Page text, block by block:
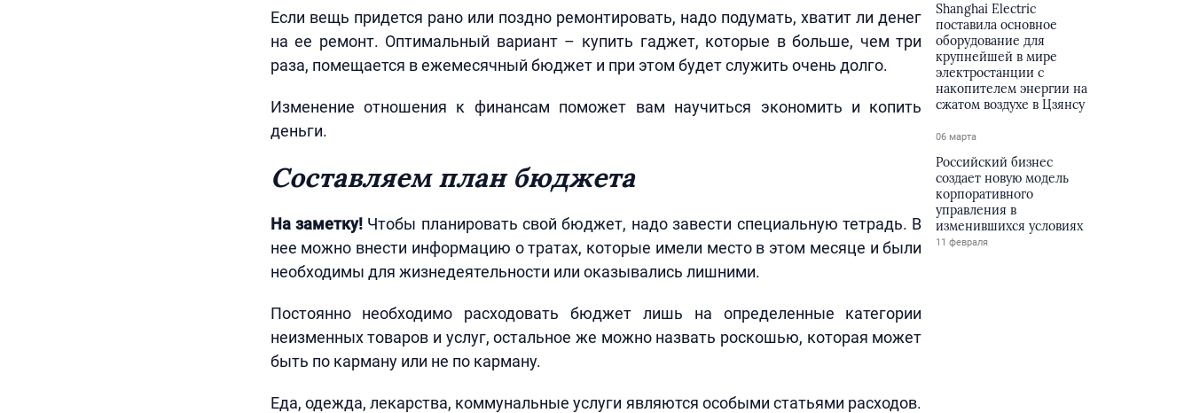
Если вещь придется рано или поздно ремонтировать, надо подумать, хватит ли денег
на ее ремонт. Оптимальный вариант – купить гаджет, которые в больше, чем три
раза, помещается в ежемесячный бюджет и при этом будет служить очень долго.
Изменение отношения к финансам поможет вам научиться экономить и копить
деньги.
Составляем план бюджета
На заметку! Чтобы планировать свой бюджет, надо завести специальную тетрадь. В
нее можно внести информацию о тратах, которые имели место в этом месяце и были
необходимы для жизнедеятельности или оказывались лишними.
Постоянно необходимо расходовать бюджет лишь на определенные категории
неизменных товаров и услуг, остальное же можно назвать роскошью, которая может
быть по карману или не по карману.
Еда, одежда, лекарства, коммунальные услуги являются особыми статьями расходов.
Shanghai Electric
поставила основное
оборудование для
крупнейшей в мире
электростанции с
накопителем энергии на
сжатом воздухе в Цзянсу
06 марта
Российский бизнес
создает новую модель
корпоративного
управления в
изменившихся условиях
11 февраля